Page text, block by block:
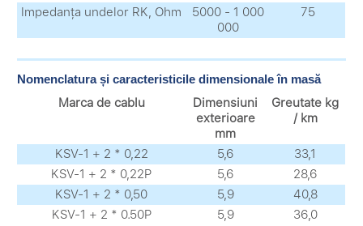
Impedanța undelor RK, Ohm
5000 - 1 000
000
75
Nomenclatura și caracteristicile dimensionale în masă
Marca de cablu
Dimensiuni
exterioare
mm
Greutate kg
/ km
KSV-1 + 2 * 0,22 5,6
33,1
KSV-1 + 2 * 0,22P
5,6
28,6
KSV-1 + 2 * 0,50
5,9
40,8
KSV-1 + 2 * 0.50P
5,9 36,0